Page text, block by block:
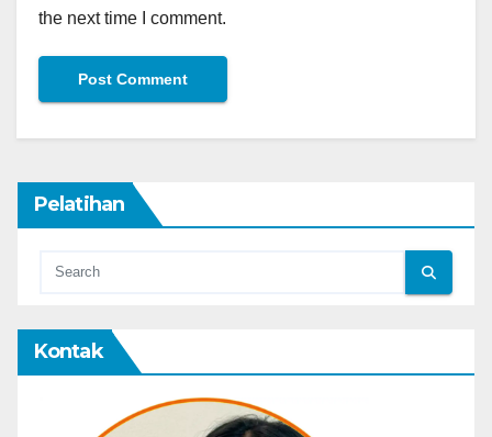
the next time I comment.
Pelatihan
Kontak